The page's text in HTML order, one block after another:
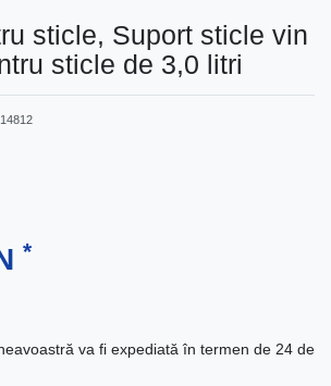
sticle, Suport sticle vin
sticle de 3,0 litri
*
va fi expediată în termen de 24 de